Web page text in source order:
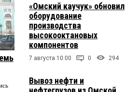
«Омский каучук» обновил
оборудование
производства
высокооктановых
компонентов
7 августа 10:00 0 294
Вывоз нефти и